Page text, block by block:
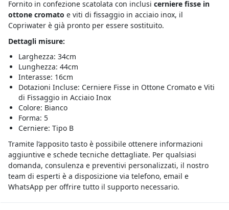
Fornito in confezione scatolata con inclusi cerniere fisse in
ottone cromato e viti di fissaggio in acciaio inox, il
Copriwater è già pronto per essere sostituito.
Dettagli misure:
Larghezza: 34cm
Lunghezza: 44cm
Interasse: 16cm
Dotazioni Incluse: Cerniere Fisse in Ottone Cromato e Viti
di Fissaggio in Acciaio Inox
Colore: Bianco
Forma: 5
Cerniere: Tipo B
Tramite l’apposito tasto è possibile ottenere informazioni
aggiuntive e schede tecniche dettagliate. Per qualsiasi
domanda, consulenza e preventivi personalizzati, il nostro
team di esperti è a disposizione via telefono, email e
WhatsApp per offrire tutto il supporto necessario.